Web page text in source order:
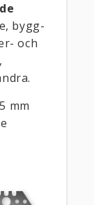
bygg-
och
mm